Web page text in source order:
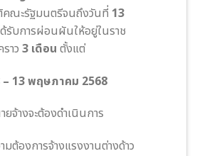
ณะรัฐมนตรีจนถึงวันที่ 13
ด้รับการผ่อนผันให้อยู่ในราช
าว 3 เดือน ตั้งแต่
13 พฤษภาคม 2568
ยจ้างจะต้องดำเนินการ
ต้องการจ้างแรงงานต่างด้าว